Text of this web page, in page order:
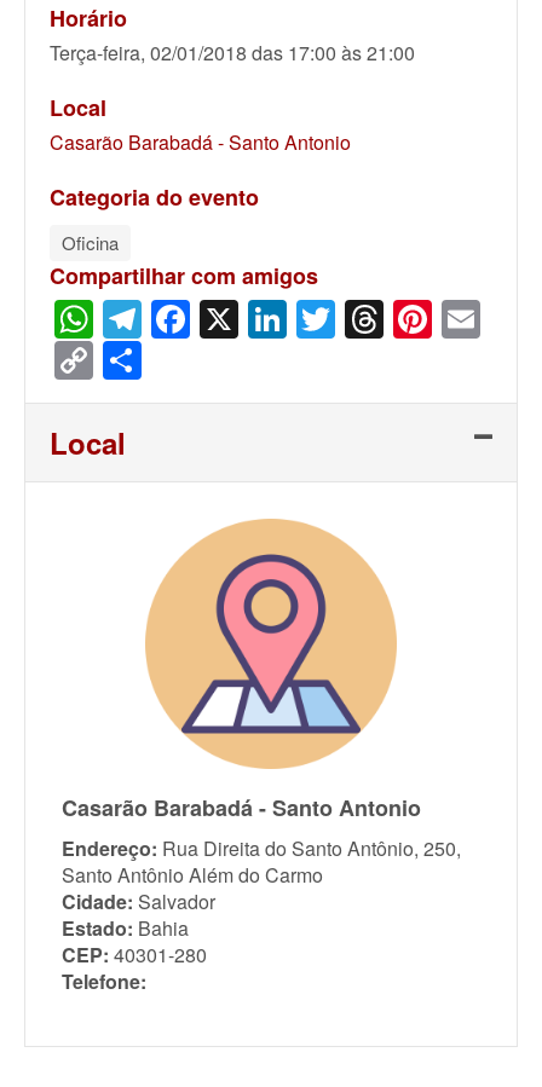
Horário
Terça-feira, 02/01/2018 das 17:00 às 21:00
Local
Casarão Barabadá - Santo Antonio
Categoria do evento
Oficina
Compartilhar com amigos
WhatsApp
Telegram
Facebook
X LinkedIn
Twitter
Threads
Copy
Link
Local
Casarão Barabadá - Santo Antonio
Endereço: Rua Direita do Santo Antônio, 250,
Santo Antônio Além do Carmo
Cidade: Salvador
Estado: Bahia
CEP: 40301-280
Telefone: